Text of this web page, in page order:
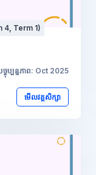
4, Term 1)
បច្ចុប្បន្នភាព: Oct 2025
មើលវគ្គសិក្សា